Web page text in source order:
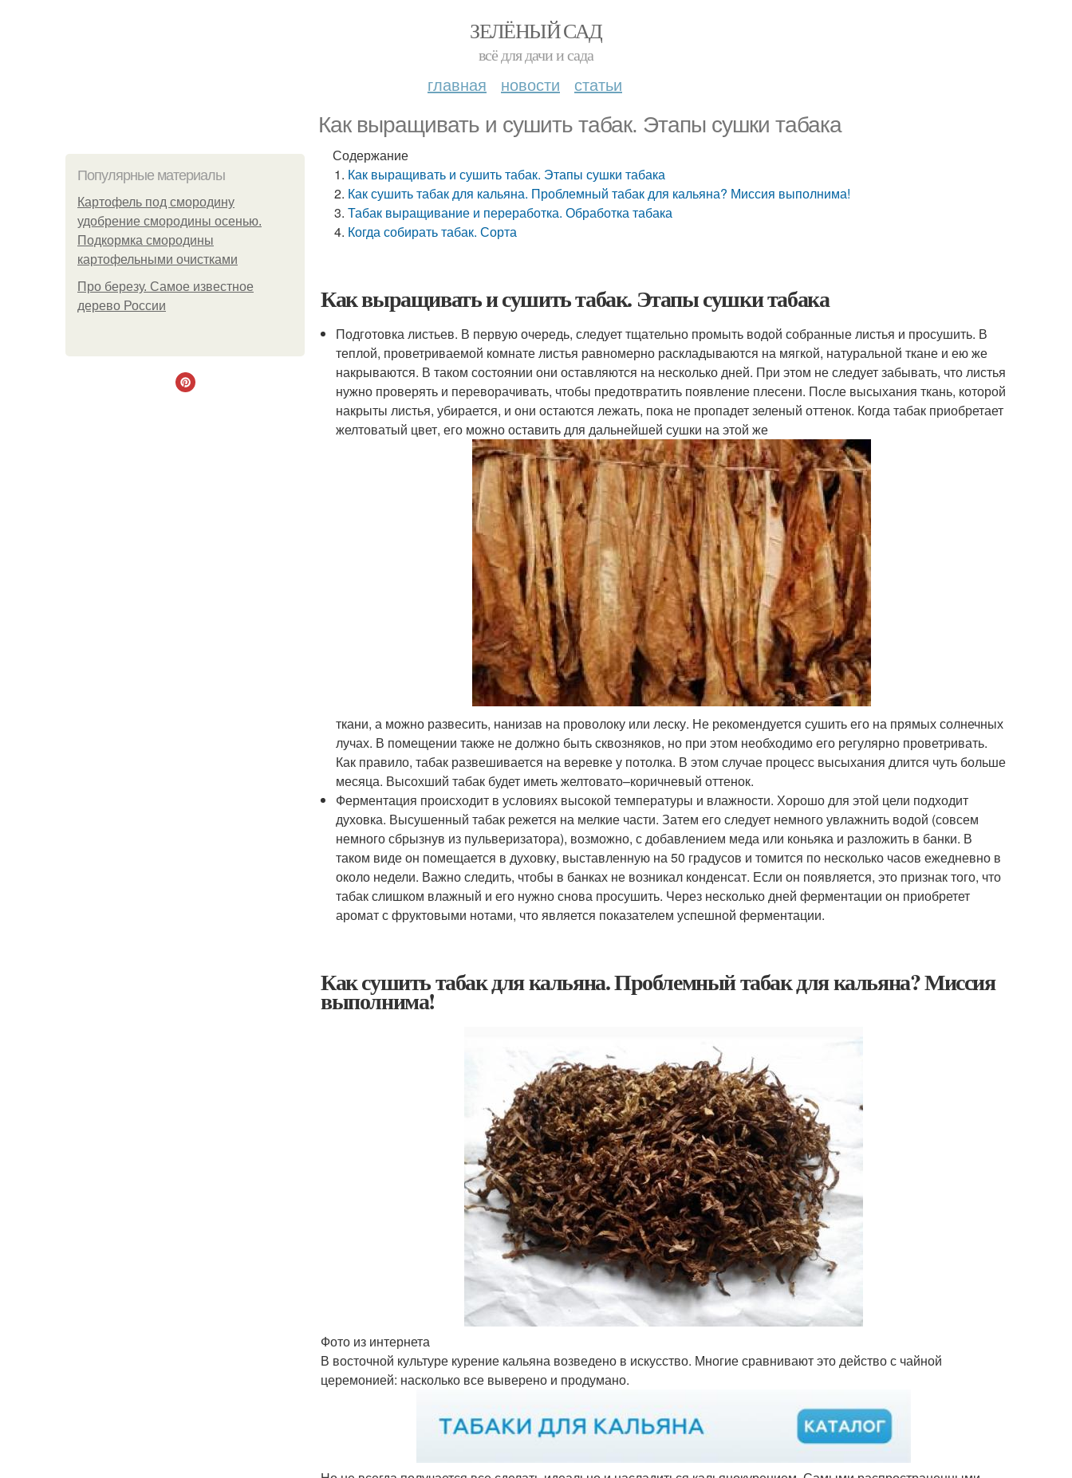
ЗЕЛЁНЫЙ САД
всё для дачи и сада
главная новости статьи
Как выращивать и сушить табак. Этапы сушки табака
Популярные материалы
Картофель под смородину
удобрение смородины осенью.
Подкормка смородины
картофельными очистками
Про березу. Самое известное
дерево России
Содержание
Как выращивать и сушить табак. Этапы сушки табака
Как сушить табак для кальяна. Проблемный табак для кальяна? Миссия выполнима!
Табак выращивание и переработка. Обработка табака
Когда собирать табак. Сорта
Как выращивать и сушить табак. Этапы сушки табака
Подготовка листьев. В первую очередь, следует тщательно промыть водой собранные листья и просушить. В
теплой, проветриваемой комнате листья равномерно раскладываются на мягкой, натуральной ткане и ею же
накрываются. В таком состоянии они оставляются на несколько дней. При этом не следует забывать, что листья
нужно проверять и переворачивать, чтобы предотвратить появление плесени. После высыхания ткань, которой
накрыты листья, убирается, и они остаются лежать, пока не пропадет зеленый оттенок. Когда табак приобретает
желтоватый цвет, его можно оставить для дальнейшей сушки на этой же
ткани, а можно развесить, нанизав на проволоку или леску. Не рекомендуется сушить его на прямых солнечных
лучах. В помещении также не должно быть сквозняков, но при этом необходимо его регулярно проветривать.
Как правило, табак развешивается на веревке у потолка. В этом случае процесс высыхания длится чуть больше
месяца. Высохший табак будет иметь желтовато–коричневый оттенок.
Ферментация происходит в условиях высокой температуры и влажности. Хорошо для этой цели подходит
духовка. Высушенный табак режется на мелкие части. Затем его следует немного увлажнить водой (совсем
немного сбрызнув из пульверизатора), возможно, с добавлением меда или коньяка и разложить в банки. В
таком виде он помещается в духовку, выставленную на 50 градусов и томится по несколько часов ежедневно в
около недели. Важно следить, чтобы в банках не возникал конденсат. Если он появляется, это признак того, что
табак слишком влажный и его нужно снова просушить. Через несколько дней ферментации он приобретет
аромат с фруктовыми нотами, что является показателем успешной ферментации.
Как сушить табак для кальяна. Проблемный табак для кальяна? Миссия
выполнима!
Фото из интернета
В восточной культуре курение кальяна возведено в искусство. Многие сравнивают это действо с чайной
церемонией: насколько все выверено и продумано.